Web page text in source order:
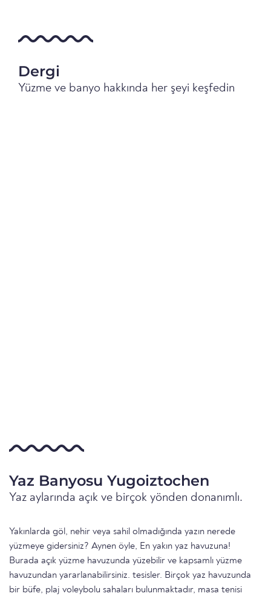
Dergi
Yüzme ve banyo hakkında her şeyi keşfedin
Yaz Banyosu Yugoiztochen
Yaz aylarında açık ve birçok yönden donanımlı.
Yakınlarda göl, nehir veya sahil olmadığında yazın nerede
yüzmeye gidersiniz? Aynen öyle, En yakın yaz havuzuna!
Burada açık yüzme havuzunda yüzebilir ve kapsamlı yüzme
havuzundan yararlanabilirsiniz. tesisler. Birçok yaz havuzunda
bir büfe, plaj voleybolu sahaları bulunmaktadır, masa tenisi